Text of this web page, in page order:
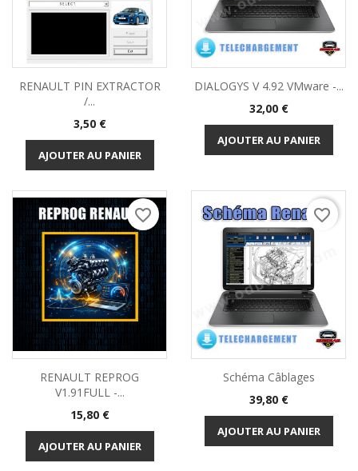
RENAULT PIN EXTRACTOR
/...
Prix
3,50 €
AJOUTER AU PANIER
DIALOGYS V 4.92 VMware -...
Prix
32,00 €
AJOUTER AU PANIER
RENAULT REPROG
V1.91FULL -...
Prix
15,80 €
AJOUTER AU PANIER
favorite_border
Schéma Câblages
Prix
39,80 €
AJOUTER AU PANIER
favorite_border